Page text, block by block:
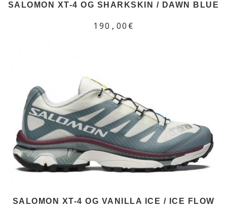
SALOMON XT-4 OG SHARKSKIN / DAWN BLUE
190,00€
SALOMON XT-4 OG VANILLA ICE / ICE FLOW